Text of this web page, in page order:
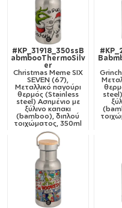
#KP_31918_350ssB
abmbooThermoSilv
er
Christmas Meme SIX
SEVEN (67),
Μεταλλικό παγούρι
θερμός (Stainless
steel) Ασημένιο με
ξύλινο καπακι
(bamboo), διπλού
τοιχώματος, 350ml